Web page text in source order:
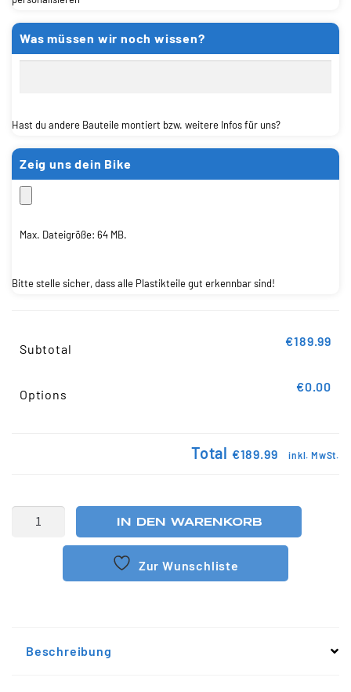
Was müssen wir noch wissen?
Hast du andere Bauteile montiert bzw. weitere Infos für uns?
Zeig uns dein Bike
Max. Dateigröße: 64 MB.
Bitte stelle sicher, dass alle Plastikteile gut erkennbar sind!
Subtotal
€189.99
Options
€0.00
Total €189.99 inkl. MwSt.
IN DEN WARENKORB
Zur Wunschliste
Beschreibung